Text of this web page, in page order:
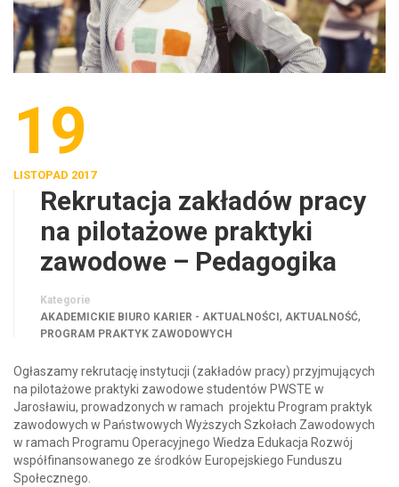
19
LISTOPAD 2017
Rekrutacja zakładów pracy
na pilotażowe praktyki
zawodowe – Pedagogika
Kategorie
AKADEMICKIE BIURO KARIER - AKTUALNOŚCI , AKTUALNOŚĆ,
PROGRAM PRAKTYK ZAWODOWYCH
Ogłaszamy rekrutację instytucji (zakładów pracy) przyjmujących
na pilotażowe praktyki zawodowe studentów PWSTE w
Jarosławiu, prowadzonych w ramach projektu Program praktyk
zawodowych w Państwowych Wyższych Szkołach Zawodowych
w ramach Programu Operacyjnego Wiedza Edukacja Rozwój
współfinansowanego ze środków Europejskiego Funduszu
Społecznego.